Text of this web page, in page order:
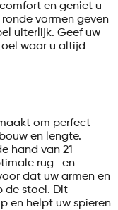
en geniet u
vormen geven
uiterlijk. Geef uw
waar u altijd
om perfect
en lengte.
hand van 21
rug- en
dat uw armen en
de stoel. Dit
en helpt uw spieren